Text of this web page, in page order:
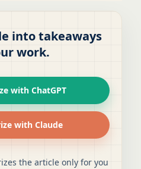
into takeaways
work.
with ChatGPT
with Claude
the article only for you